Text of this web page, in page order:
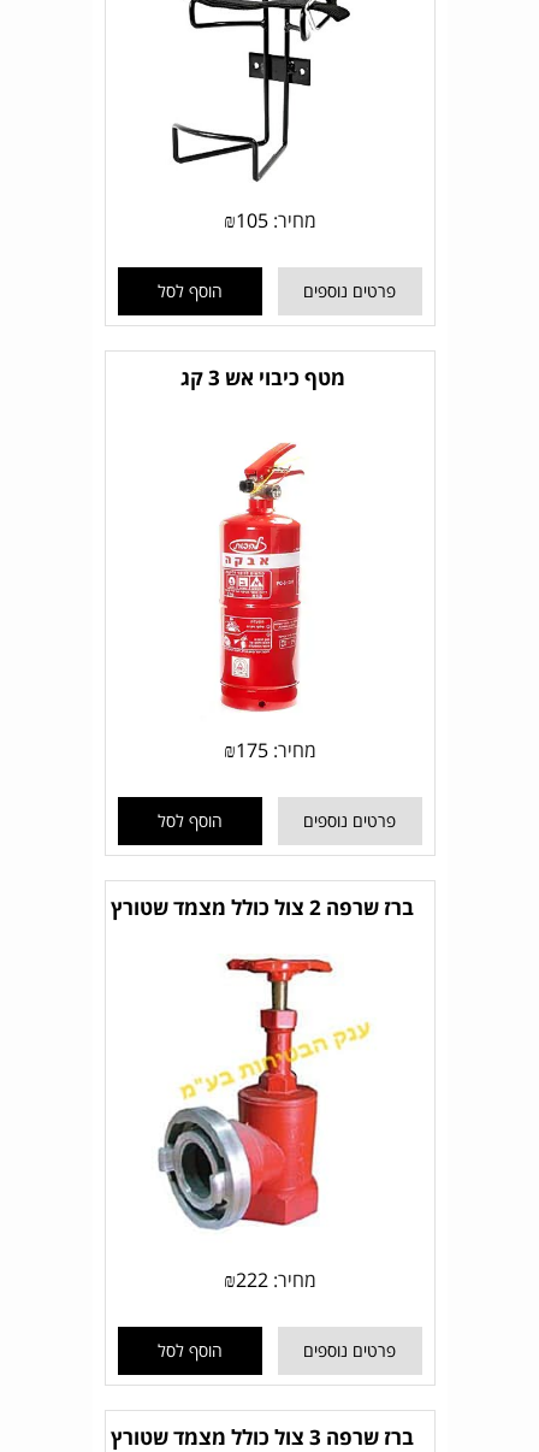
מחיר: ₪105
פרטים נוספים הוסף לסל
מטף כיבוי אש 3 קג
מחיר: ₪175
פרטים נוספים הוסף לסל
ברז שרפה 2 צול כולל מצמד שטורץ
מחיר: ₪222
פרטים נוספים הוסף לסל
ברז שרפה 3 צול כולל מצמד שטורץ